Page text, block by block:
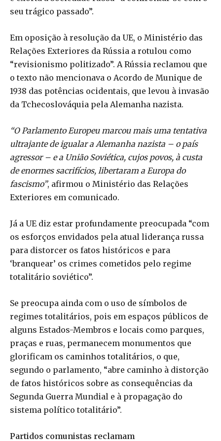
seu trágico passado”.
Em oposição à resolução da UE, o Ministério das
Relações Exteriores da Rússia a rotulou como
“revisionismo politizado”. A Rússia reclamou que
o texto não mencionava o Acordo de Munique de
1938 das potências ocidentais, que levou à invasão
da Tchecoslováquia pela Alemanha nazista.
“O Parlamento Europeu marcou mais uma tentativa
ultrajante de igualar a Alemanha nazista – o país
agressor – e a União Soviética, cujos povos, à custa
de enormes sacrifícios, libertaram a Europa do
fascismo”, afirmou o Ministério das Relações
Exteriores em comunicado.
Já a UE diz estar profundamente preocupada “com
os esforços envidados pela atual liderança russa
para distorcer os fatos históricos e para
‘branquear’ os crimes cometidos pelo regime
totalitário soviético”.
Se preocupa ainda com o uso de símbolos de
regimes totalitários, pois em espaços públicos de
alguns Estados-Membros e locais como parques,
praças e ruas, permanecem monumentos que
glorificam os caminhos totalitários, o que,
segundo o parlamento, “abre caminho à distorção
de fatos históricos sobre as consequências da
Segunda Guerra Mundial e à propagação do
sistema político totalitário”.
Partidos comunistas reclamam